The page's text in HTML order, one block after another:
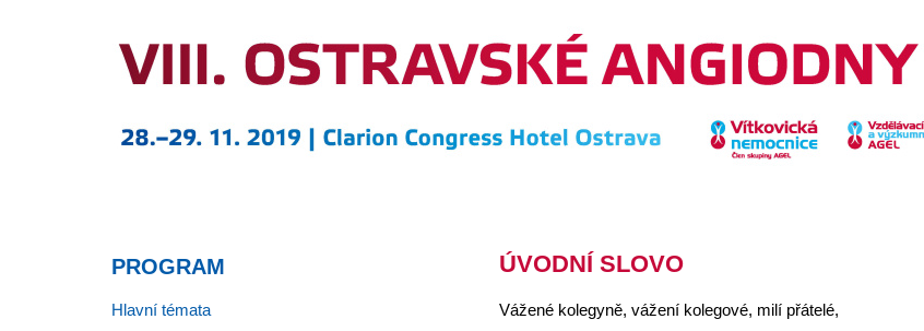
PROGRAM
Hlavní témata
ÚVODNÍ SLOVO
Vážené kolegyně, vážení kolegové, milí přátelé,